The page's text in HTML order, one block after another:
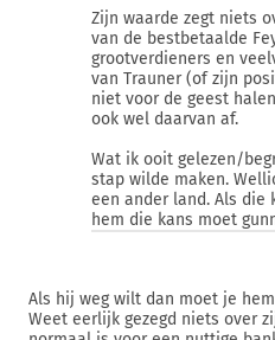
Zijn waarde zegt niets
van de bestbetaalde
grootverdieners en
van Trauner (of zijn
niet voor de geest
ook wel daarvan af.
Wat ik ooit gelezen/
stap wilde maken.
een ander land. Als die
hem die kans moet
Als hij weg wilt dan moet je
Weet eerlijk gezegd niets over